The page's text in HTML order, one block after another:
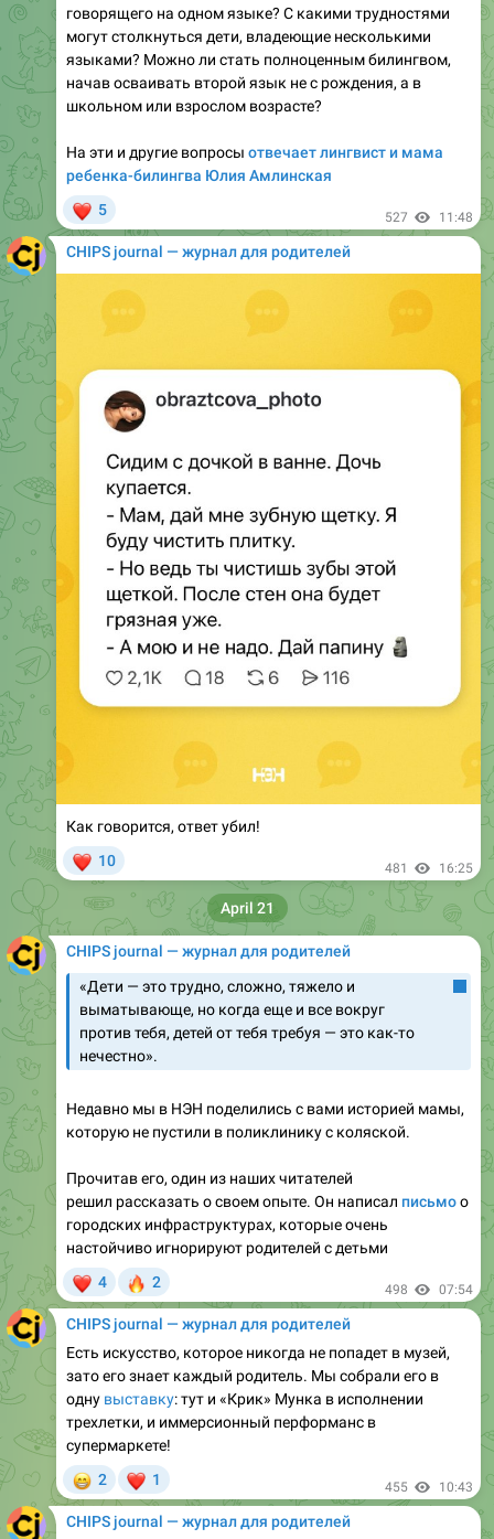
языками? Можно ли стать полноценным билингвом,
начав осваивать второй язык не с рождения, а в
школьном или взрослом возрасте?
На эти и другие вопросы отвечает лингвист и мама
5
CHIPS journal — журнал для родителей
Как говорится, ответ убил!
CHIPS journal — журнал для родителей
«Дети — это трудно, сложно, тяжело и
выматывающе, но когда еще и все вокруг
против тебя, детей от тебя требуя — это как-то
нечестно».
Недавно мы в НЭН поделились с вами историей мамы,
Прочитав его, один из наших читателей
городских инфраструктурах, которые очень
настойчиво игнорируют родителей с детьми
4 2 498
CHIPS journal — журнал для родителей
Есть искусство, которое никогда не попадет в музей,
зато его знает каждый родитель. Мы собрали его в
одну выставку: тут и «Крик» Мунка в исполнении
трехлетки, и иммерсионный перформанс в
супермаркете!
2 1
CHIPS journal — журнал для родителей
«Наконец ко мне пришел оптимизм, на который
раньше просто не было сил из-за постоянной